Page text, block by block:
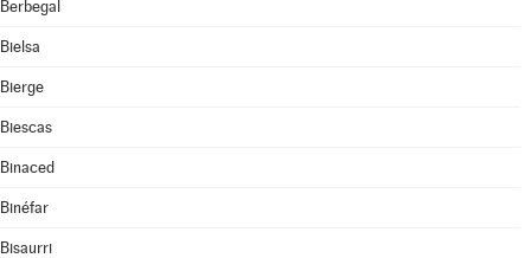
Berbegal
Bielsa
Bierge
Biescas
Binaced
Binéfar
Bisaurri